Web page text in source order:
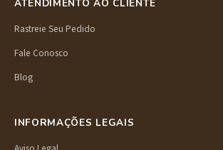
ATENDIMENTO AO CLIENTE
Rastreie Seu Pedido
Fale Conosco
Blog
INFORMAÇÕES LEGAIS